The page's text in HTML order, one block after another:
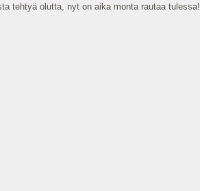
tehtyä olutta, nyt on aika monta rautaa tulessa!